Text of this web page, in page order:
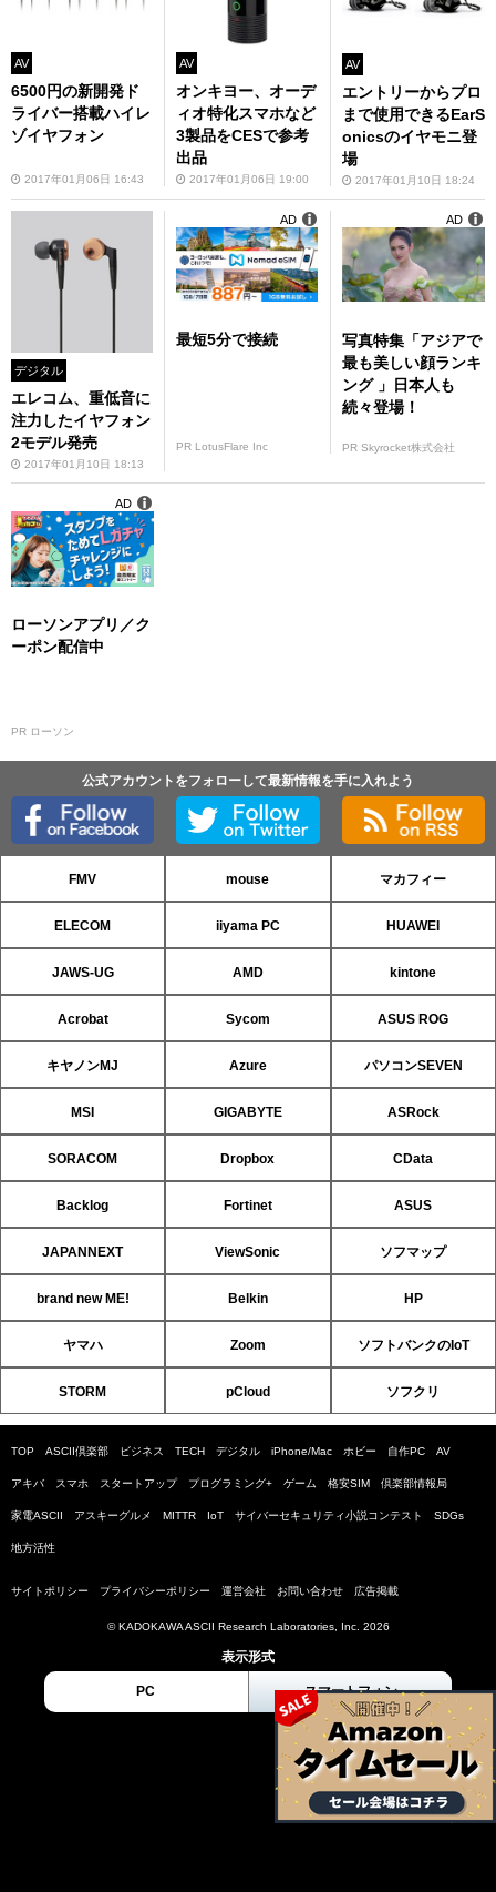
AV
6500円の新開発ド
ライバー搭載ハイレ
ゾイヤフォン
2017年01月06日 16:43
AV
オンキヨー、オーデ
ィオ特化スマホなど
3製品をCESで参考
出品
2017年01月06日 19:00
AV
エントリーからプロ
まで使用できるEarS
onicsのイヤモニ登
場
2017年01月10日 18:24
デジタル
エレコム、重低音に
注力したイヤフォン
2モデル発売
2017年01月10日 18:13
最短5分で接続
PR LotusFlare Inc
AD
写真特集「アジアで
最も美しい顔ランキ
ング 」日本人も
続々登場！
PR Skyrocket株式会社
AD
ローソンアプリ／ク
ーポン配信中
PR ローソン
AD
公式アカウントをフォローして最新情報を手に入れよう
FMV mouse マカフィー
ELECOM iiyama PC HUAWEI
JAWS-UG AMD kintone
Acrobat Sycom ASUS ROG
キヤノンMJ Azure パソコンSEVEN
MSI GIGABYTE ASRock
SORACOM Dropbox CData
Backlog Fortinet ASUS
JAPANNEXT ViewSonic ソフマップ
brand new ME! Belkin HP
ヤマハ Zoom ソフトバンクのIoT
STORM pCloud ソフクリ
TOP ASCII倶楽部 ビジネス TECH デジタル iPhone/Mac ホビー 自作PC AV
アキバ スマホ スタートアップ プログラミング+ ゲーム 格安SIM 倶楽部情報局
家電ASCII アスキーグルメ MITTR IoT サイバーセキュリティ小説コンテスト SDGs
地方活性
サイトポリシー プライバシーポリシー 運営会社 お問い合わせ 広告掲載
© KADOKAWA ASCII Research Laboratories, Inc. 2026
表示形式
PC スマートフォン